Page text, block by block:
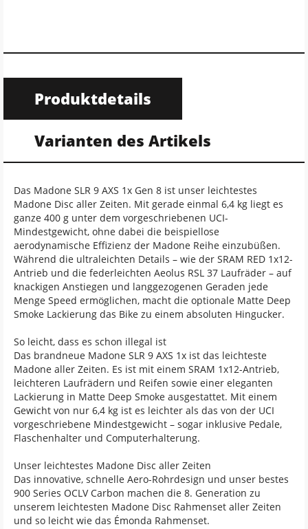
Produktdetails
Varianten des Artikels
Das Madone SLR 9 AXS 1x Gen 8 ist unser leichtestes
Madone Disc aller Zeiten. Mit gerade einmal 6,4 kg liegt es
ganze 400 g unter dem vorgeschriebenen UCI-
Mindestgewicht, ohne dabei die beispiellose
aerodynamische Effizienz der Madone Reihe einzubüßen.
Während die ultraleichten Details – wie der SRAM RED 1x12-
Antrieb und die federleichten Aeolus RSL 37 Laufräder – auf
knackigen Anstiegen und langgezogenen Geraden jede
Menge Speed ermöglichen, macht die optionale Matte Deep
Smoke Lackierung das Bike zu einem absoluten Hingucker.
So leicht, dass es schon illegal ist
Das brandneue Madone SLR 9 AXS 1x ist das leichteste
Madone aller Zeiten. Es ist mit einem SRAM 1x12-Antrieb,
leichteren Laufrädern und Reifen sowie einer eleganten
Lackierung in Matte Deep Smoke ausgestattet. Mit einem
Gewicht von nur 6,4 kg ist es leichter als das von der UCI
vorgeschriebene Mindestgewicht – sogar inklusive Pedale,
Flaschenhalter und Computerhalterung.
Unser leichtestes Madone Disc aller Zeiten
Das innovative, schnelle Aero-Rohrdesign und unser bestes
900 Series OCLV Carbon machen die 8. Generation zu
unserem leichtesten Madone Disc Rahmenset aller Zeiten
und so leicht wie das Émonda Rahmenset.